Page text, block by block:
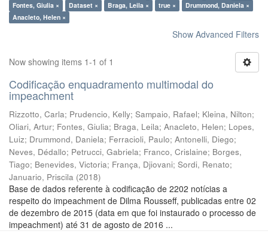
Fontes, Giulia ×
Dataset × Braga, Leila × true ×
Drummond, Daniela ×
Anacleto, Helen ×
Show Advanced Filters
Now showing items 1-1 of 1
Codificação enquadramento multimodal do
impeachment
Rizzotto, Carla; Prudencio, Kelly; Sampaio, Rafael; Kleina, Nilton;
Oliari, Artur; Fontes, Giulia; Braga, Leila; Anacleto, Helen; Lopes,
Luiz; Drummond, Daniela; Ferracioli, Paulo; Antonelli, Diego;
Neves, Dédallo; Petrucci, Gabriela; Franco, Crislaine; Borges,
Tiago; Benevides, Victoria; França, Djiovani; Sordi, Renato;
Januario, Priscila (2018)
Base de dados referente à codificação de 2202 notícias a
respeito do impeachment de Dilma Rousseff, publicadas entre 02
de dezembro de 2015 (data em que foi instaurado o processo de
impeachment) até 31 de agosto de 2016 ...